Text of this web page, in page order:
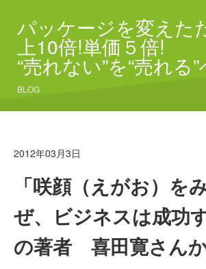
パッケージを変えた
上10倍!単価５倍!
“売れない”を“売れる”
BLOG
2012年03月3日
「咲顔（えがお）を
ぜ、ビジネスは成功
の著者 喜田寛さん